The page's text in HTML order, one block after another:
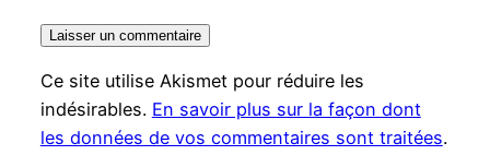
Ce site utilise Akismet pour réduire les
indésirables. En savoir plus sur la façon dont
les données de vos commentaires sont traitées.